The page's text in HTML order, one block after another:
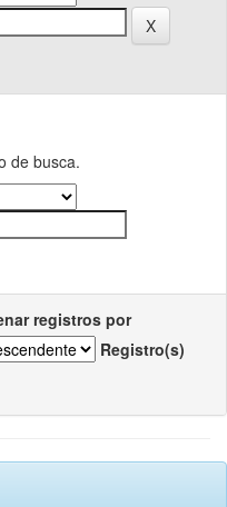
de busca.
registros por
Registro(s)